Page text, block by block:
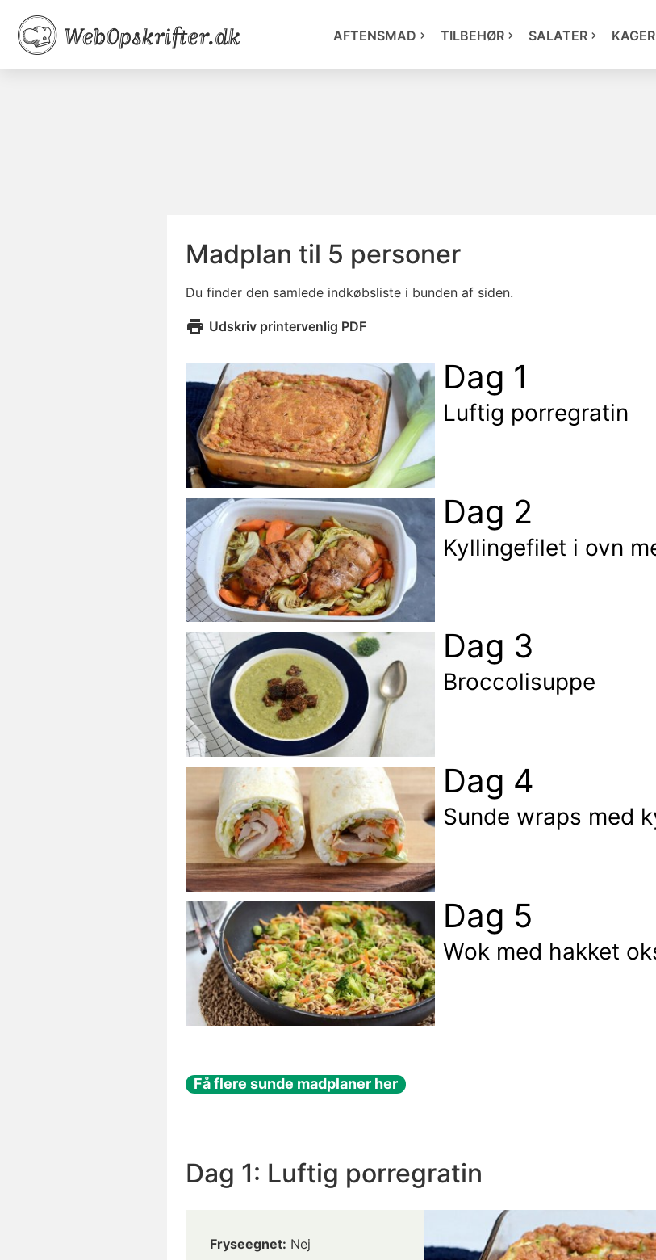
AFTENSMAD TILBEHØR SALATER KAGER
Madplan til 5 personer
Du finder den samlede indkøbsliste i bunden af siden.
Udskriv printervenlig PDF
Dag 1
Luftig porregratin
Dag 2
Kyllingefilet i ovn
Dag 3
Broccolisuppe
Dag 4
Sunde wraps med
Dag 5
Wok med hakket
Få flere sunde madplaner her
Dag 1: Luftig porregratin
Fryseegnet: Nej